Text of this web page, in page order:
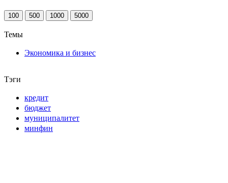
100 500 1000 5000
Темы
Экономика и бизнес
Тэги
кредит
бюджет
муниципалитет
минфин